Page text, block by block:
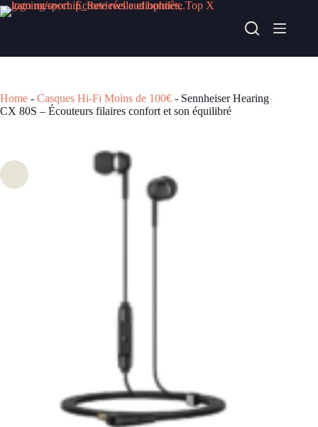
Passer
au
Acheter chez easylounge
Home - Casques Hi-Fi Moins de 100€ - Sennheiser Hearing
CX 80S – Écouteurs filaires confort et son équilibré